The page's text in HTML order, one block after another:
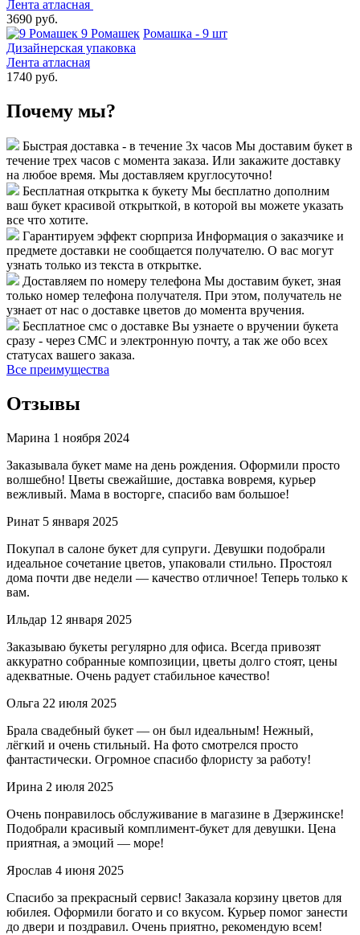
Лента атласная
3690 руб.
9 Ромашек Ромашка - 9 шт
Дизайнерская упаковка
Лента атласная
1740 руб.
Почему мы?
Быстрая доставка - в течение 3х часов Мы доставим букет в
течение трех часов с момента заказа. Или закажите доставку
на любое время. Мы доставляем круглосуточно!
Бесплатная открытка к букету Мы бесплатно дополним
ваш букет красивой открыткой, в которой вы можете указать
все что хотите.
Гарантируем эффект сюрприза Информация о заказчике и
предмете доставки не сообщается получателю. О вас могут
узнать только из текста в открытке.
Доставляем по номеру телефона Мы доставим букет, зная
только номер телефона получателя. При этом, получатель не
узнает от нас о доставке цветов до момента вручения.
Бесплатное смс о доставке Вы узнаете о вручении букета
сразу - через СМС и электронную почту, а так же обо всех
статусах вашего заказа.
Все преимущества
Отзывы
Марина 1 ноября 2024
Заказывала букет маме на день рождения. Оформили просто
волшебно! Цветы свежайшие, доставка вовремя, курьер
вежливый. Мама в восторге, спасибо вам большое!
Ринат 5 января 2025
Покупал в салоне букет для супруги. Девушки подобрали
идеальное сочетание цветов, упаковали стильно. Простоял
дома почти две недели — качество отличное! Теперь только к
вам.
Ильдар 12 января 2025
Заказываю букеты регулярно для офиса. Всегда привозят
аккуратно собранные композиции, цветы долго стоят, цены
адекватные. Очень радует стабильное качество!
Ольга 22 июля 2025
Брала свадебный букет — он был идеальным! Нежный,
лёгкий и очень стильный. На фото смотрелся просто
фантастически. Огромное спасибо флористу за работу!
Ирина 2 июля 2025
Очень понравилось обслуживание в магазине в Дзержинске!
Подобрали красивый комплимент-букет для девушки. Цена
приятная, а эмоций — море!
Ярослав 4 июня 2025
Спасибо за прекрасный сервис! Заказала корзину цветов для
юбилея. Оформили богато и со вкусом. Курьер помог занести
до двери и поздравил. Очень приятно, рекомендую всем!